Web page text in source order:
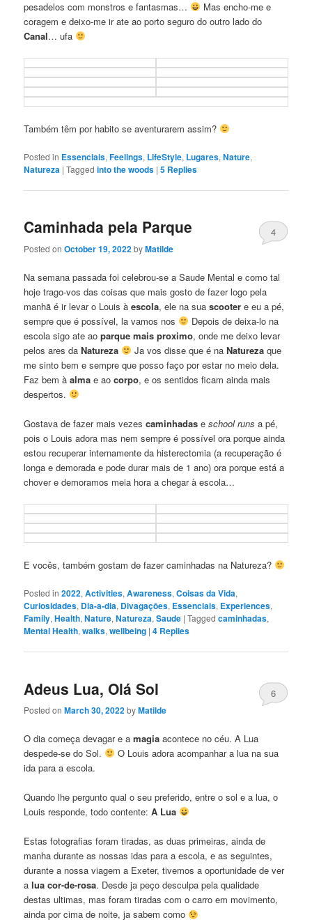
pesadelos com monstros e fantasmas…
Mas encho-me e
coragem e deixo-me ir ate ao porto seguro do outro lado do
Canal… ufa
Também têm por habito se aventurarem assim?
Posted in Essenciais,Feelings, LifeStyle, Lugares,Nature,
Natureza |Tagged into the woods |5 Replies
Caminhada pela Parque
Posted onOctober 19, 2022byMatilde
4
Na semana passada foi celebrou-se a Saude Mental e como tal
hoje trago-vos das coisas que mais gosto de fazer logo pela
manhã é ir levar o Louis àescola, ele na suascooter e eu a pé,
sempre que é possível, la vamos nos
Depois de deixa-lo na
escola sigo ate aoparque mais proximo, onde me deixo levar
pelos ares daNatureza Ja vos disse que é na Naturezaque
me sinto bem e sempre que posso faço por estar no meio dela.
Faz bem àalma e aocorpo, e os sentidos ficam ainda mais
despertos.
Gostava de fazer mais vezescaminhadas eschool runs a pé,
pois o Louis adora mas nem sempre é possível ora porque ainda
estou recuperar internamente da histerectomia (a recuperação é
longa e demorada e pode durar mais de 1 ano) ora porque está a
chover e demoramos meia hora a chegar à escola…
E vocês, também gostam de fazer caminhadas na Natureza?
Posted in 2022,Activities,Awareness,Coisas da Vida,
Curiosidades, Dia-a-dia, Divagaçōes, Essenciais, Experiences,
Family,Health,Nature,Natureza,Saude |Tagged caminhadas,
Mental Health,walks,wellbeing |4 Replies
Adeus Lua, Olá Sol
Posted onMarch 30, 2022byMatilde
6
O dia começa devagar e amagia acontece no céu. A Lua
despede-se do Sol.
O Louis adora acompanhar a lua na sua
ida para a escola.
Quando lhe pergunto qual o seu preferido, entre o sol e a lua, o
Louis responde, todo contente:A Lua
Estas fotografias foram tiradas, as duas primeiras, ainda de
manha durante as nossas idas para a escola, e as seguintes,
durante a nossa viagem a Exeter, tivemos a oportunidade de ver
alua cor-de-rosa. Desde ja peço desculpa pela qualidade
destas ultimas, mas foram tiradas com o carro em movimento,
ainda por cima de noite, ja sabem como